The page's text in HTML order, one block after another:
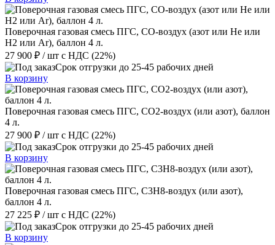
Поверочная газовая смесь ПГС, СО-воздух (азот или He или
H2 или Ar), баллон 4 л.
27 900 ₽ / шт с НДС (22%)
Срок отгрузки до 25-45 рабочих дней
В корзину
Поверочная газовая смесь ПГС, СО2-воздух (или азот), баллон
4 л.
27 900 ₽ / шт с НДС (22%)
Срок отгрузки до 25-45 рабочих дней
В корзину
Поверочная газовая смесь ПГС, C3H8-воздух (или азот),
баллон 4 л.
27 225 ₽ / шт с НДС (22%)
Срок отгрузки до 25-45 рабочих дней
В корзину